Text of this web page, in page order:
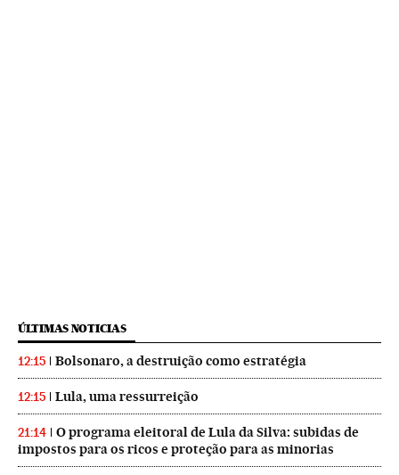
ÚLTIMAS NOTICIAS
12:15 Bolsonaro, a destruição como estratégia
12:15 Lula, uma ressurreição
21:14
O programa eleitoral de Lula da Silva: subidas de
impostos para os ricos e proteção para as minorias